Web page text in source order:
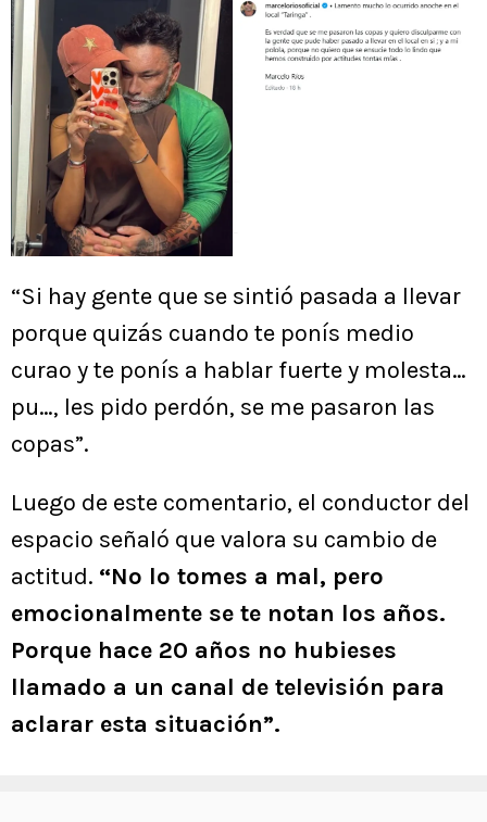
“Si hay gente que se sintió pasada a llevar
porque quizás cuando te ponís medio
curao y te ponís a hablar fuerte y molesta…
pu…, les pido perdón, se me pasaron las
copas”.
Luego de este comentario, el conductor del
espacio señaló que valora su cambio de
actitud. “No lo tomes a mal, pero
emocionalmente se te notan los años.
Porque hace 20 años no hubieses
llamado a un canal de televisión para
aclarar esta situación”.